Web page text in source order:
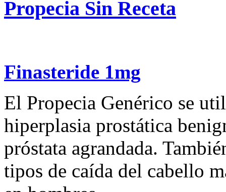
Propecia Sin Receta
Finasteride 1mg
El Propecia Genérico se
hiperplasia prostática
próstata agrandada.
tipos de caída del cabello